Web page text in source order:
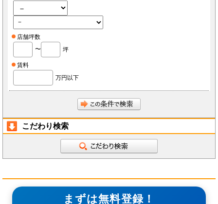
店舗坪数
〜
坪
賃料
万円以下
こだわり検索
まずは無料登録！